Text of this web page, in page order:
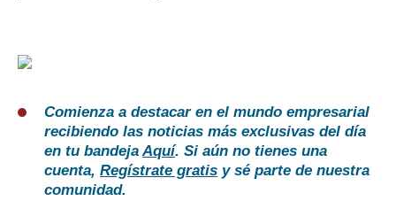
Comienza a destacar en el mundo empresarial
recibiendo las noticias más exclusivas del día
en tu bandejaAquí. Si aún no tienes una
cuenta, Regístrate gratis y sé parte de nuestra
comunidad.